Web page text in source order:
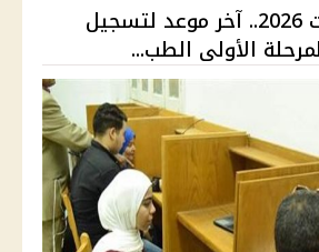
تنسيق الجامعات 2026.. آخر موعد لتسجيل
الأولى الطب...